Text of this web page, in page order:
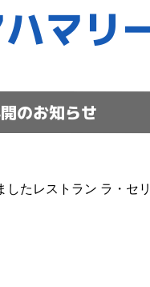
マリ
のお知らせ
たレストラン ラ・セ